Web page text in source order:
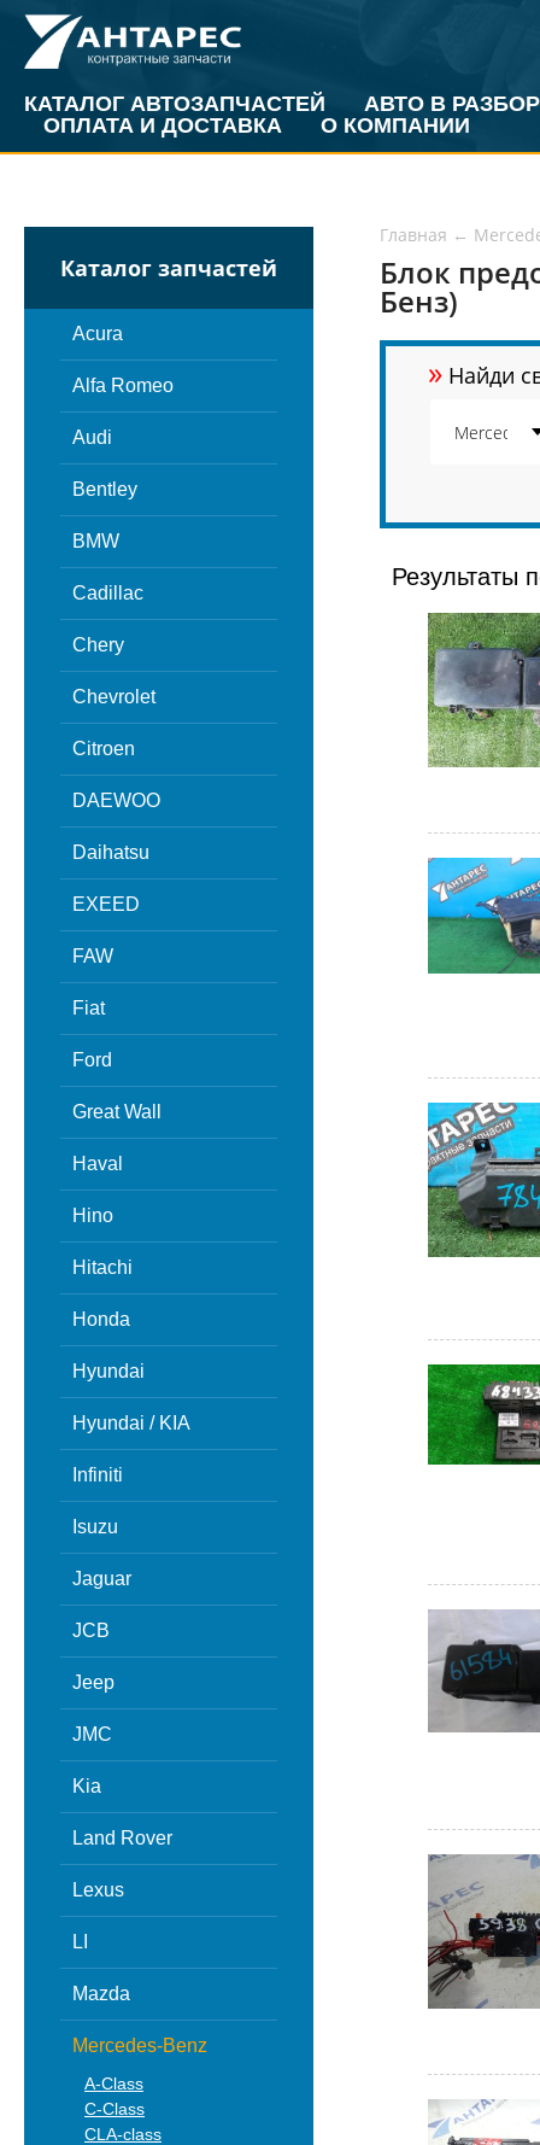
КАТАЛОГ АВТОЗАПЧАСТЕЙ
АВТО В РАЗБОР
ОПЛАТА И ДОСТАВКА
О КОМПАНИИ
Каталог запчастей
Acura
Alfa Romeo
Audi
Bentley
BMW
Cadillac
Chery
Chevrolet
Citroen
DAEWOO
Daihatsu
EXEED
FAW
Fiat
Ford
Great Wall
Haval
Hino
Hitachi
Honda
Hyundai
Hyundai / KIA
Infiniti
Isuzu
Jaguar
JCB
Jeep
JMC
Kia
Land Rover
Lexus
LI
Mazda
Mercedes-Benz
A-Class
C-Class
CLA-class
Главная ←
Блок
Бенз)
» Найди
Результаты